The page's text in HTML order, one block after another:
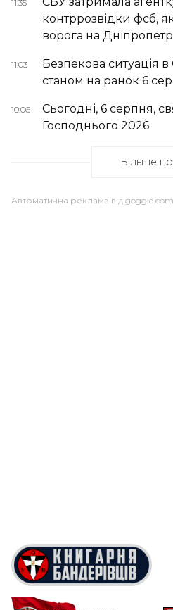
11:35
контррозвідки фсб,
ворога на
11:03
Безпекова ситуація в
станом на ранок 6
10:06
Сьогодні, 6 серпня,
Господнього 2026
Більше
Автоматична реклама від